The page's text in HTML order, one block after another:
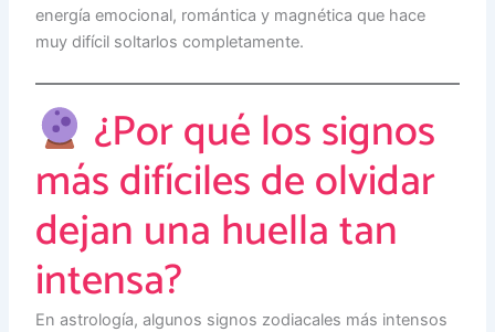
energía emocional, romántica y magnética que hace
muy difícil soltarlos completamente.
¿Por qué los signos
más difíciles de olvidar
dejan una huella tan
intensa?
En astrología, algunos signos zodiacales más intensos